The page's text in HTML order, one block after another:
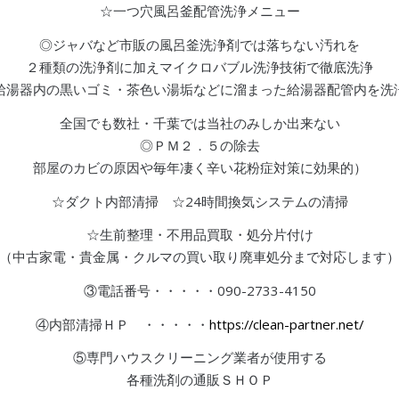
☆一つ穴風呂釜配管洗浄メニュー
◎ジャバなど市販の風呂釜洗浄剤では落ちない汚れを
２種類の洗浄剤に加えマイクロバブル洗浄技術で徹底洗浄
湯器内の黒いゴミ・茶色い湯垢などに溜まった給湯器配管内を洗
全国でも数社・千葉では当社のみしか出来ない
◎ＰＭ２．５の除去
部屋のカビの原因や毎年凄く辛い花粉症対策に効果的）
☆ダクト内部清掃 ☆24時間換気システムの清掃
☆生前整理・不用品買取・処分片付け
（中古家電・貴金属・クルマの買い取り廃車処分まで対応します）
③電話番号・・・・・090-2733-4150
④内部清掃ＨＰ ・・・・・ https://clean-partner.net/
⑤専門ハウスクリーニング業者が使用する
各種洗剤の通販ＳＨＯＰ